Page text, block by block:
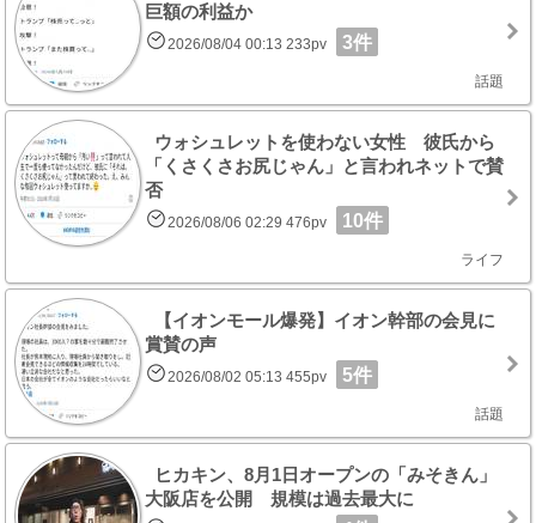
巨額の利益か
2026/08/04 00:13 233pv 3件
話題
ウォシュレットを使わない女性 彼氏から
「くさくさお尻じゃん」と言われネットで賛
否
2026/08/06 02:29 476pv 10件
ライフ
【イオンモール爆発】イオン幹部の会見に
賞賛の声
2026/08/02 05:13 455pv 5件
話題
ヒカキン、8月1日オープンの「みそきん」
大阪店を公開 規模は過去最大に